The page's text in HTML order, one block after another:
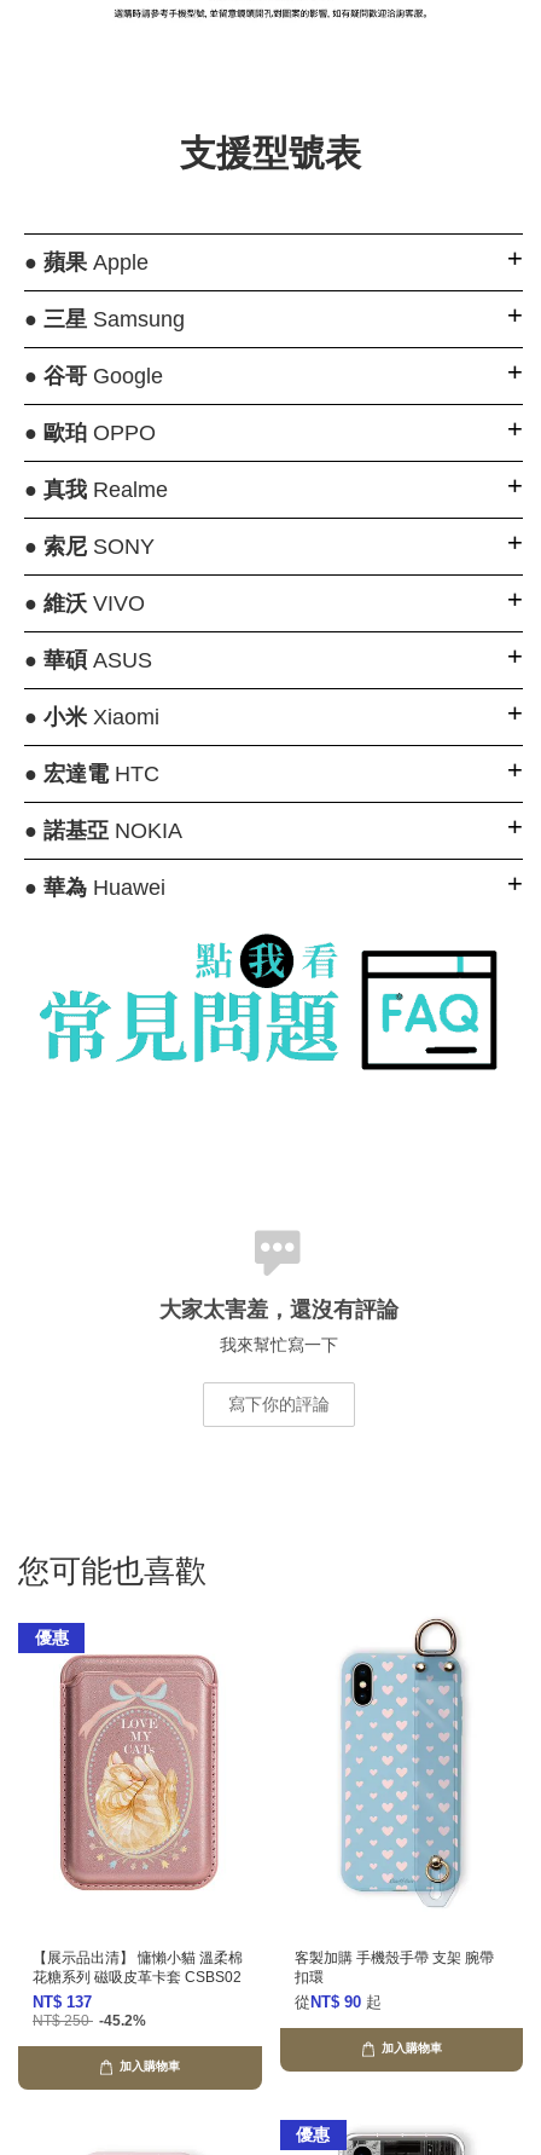
+NT$ 159
-
支援型號表
● 蘋果Apple
● 三星Samsung
● 谷哥Google
● 歐珀OPPO
● 真我Realme
● 索尼SONY
● 維沃VIVO
● 華碩 ASUS
● 小米Xiaomi
● 宏達電HTC
● 諾基亞NOKIA
● 華為Huawei
大家太害羞，還沒有評論
我來幫忙寫一下
寫下你的評論
您可能也喜歡
優惠
【展示品出清】 慵懶小貓 溫柔棉
花糖系列 磁吸皮革卡套 CSBS02
NT$ 137
NT$ 250 -45.2%
加入購物車
客製加購 手機殼手帶 支架 腕帶
扣環
從 NT$ 90 起
加入購物車
優惠